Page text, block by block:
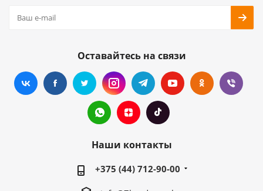
Оставайтесь на связи
Наши контакты
+375 (44) 712-90-00